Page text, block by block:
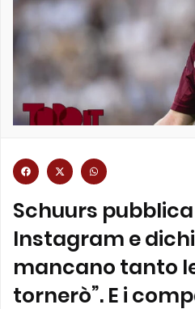
Schuurs
Instagram e
mancano tanto
tornerò”. E i